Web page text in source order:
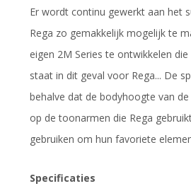
Er wordt continu gewerkt aan het
Rega zo gemakkelijk mogelijk te
eigen 2M Series te ontwikkelen
staat in dit geval voor Rega... De
behalve dat de bodyhoogte van
op de toonarmen die Rega
gebruiken om hun favoriete
Specificaties